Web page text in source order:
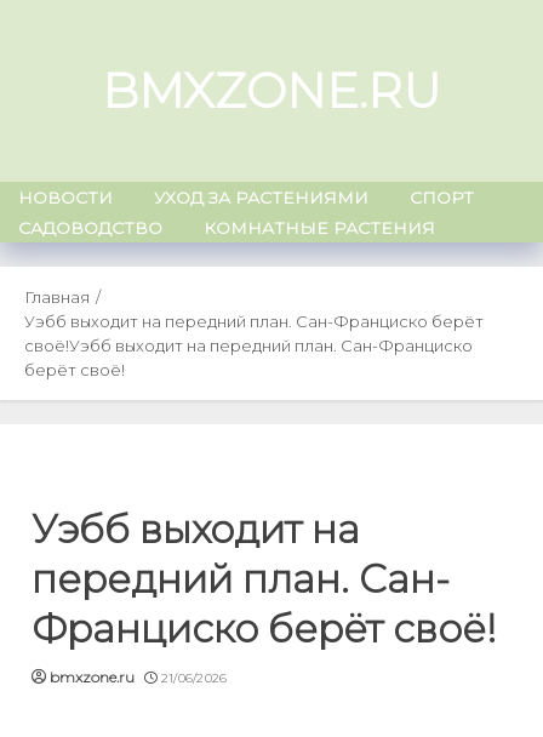
BMXZONE.RU
НОВОСТИ УХОД ЗА РАСТЕНИЯМИ
СПОРТ
САДОВОДСТВО
КОМНАТНЫЕ РАСТЕНИЯ
Главная
Уэбб выходит на передний план. Сан-Франциско берёт
своё!Уэбб выходит на передний план. Сан-Франциско
берёт своё!
Уэбб выходит на
передний план. Сан-
Франциско берёт своё!
bmxzone.ru 21/06/2026